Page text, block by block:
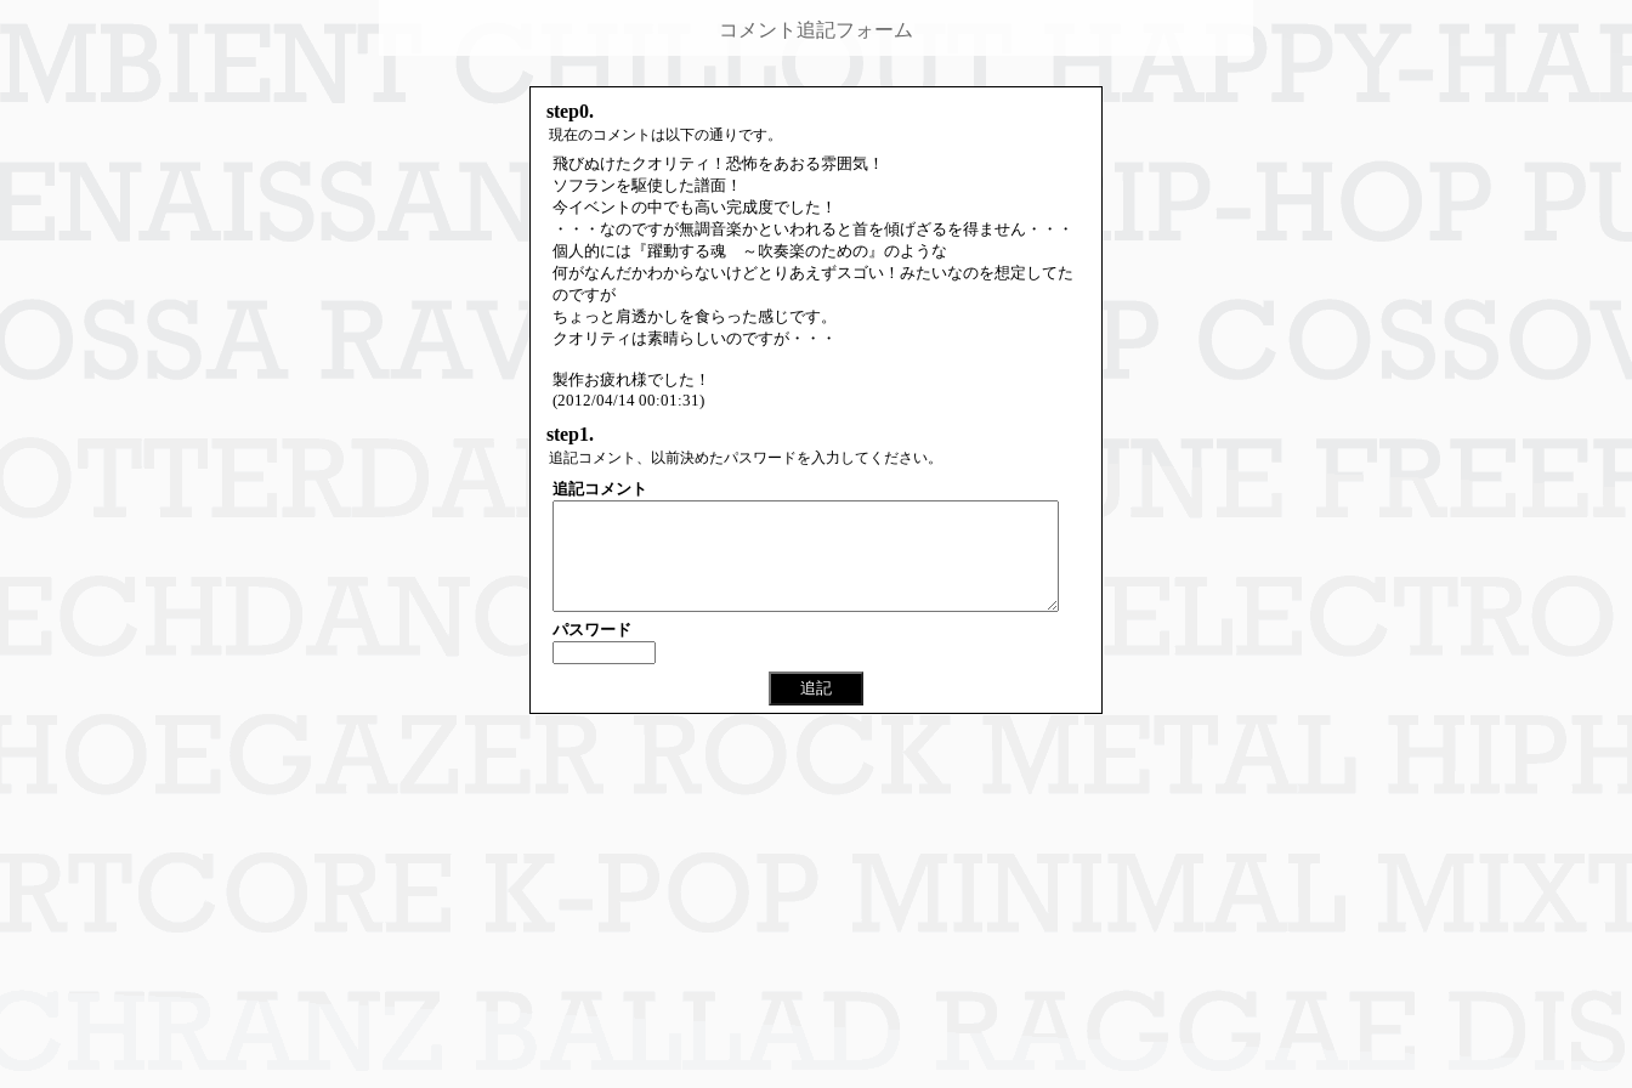
コメント追記フォーム
step0.
現在のコメントは以下の通りです。
飛びぬけたクオリティ！恐怖をあおる雰囲気！
ソフランを駆使した譜面！
今イベントの中でも高い完成度でした！
・・・なのですが無調音楽かといわれると首を傾げざるを得ません・・・
個人的には『躍動する魂 ～吹奏楽のための』のような
何がなんだかわからないけどとりあえずスゴい！みたいなのを想定してた
のですが
ちょっと肩透かしを食らった感じです。
クオリティは素晴らしいのですが・・・
製作お疲れ様でした！
(2012/04/14 00:01:31)
step1.
追記コメント、以前決めたパスワードを入力してください。
追記コメント
パスワード
追記